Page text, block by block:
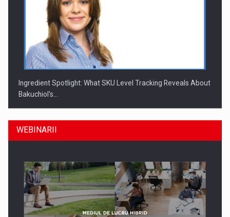
Ingredient Spotlight: What SKU Level Tracking Reveals About
Bakuchiol's…
WEBINARII